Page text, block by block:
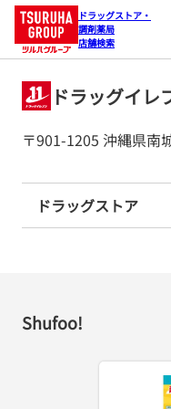
ドラッグストア・
調剤薬局
店舗検索
ドラッグイレ
〒901-1205 沖縄県南
ドラッグストア
Shufoo!